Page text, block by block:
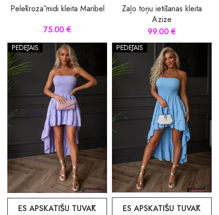
Pelēkrozā midi kleita Maribel
75.00 €
Zaļo toņu ietīšanas kleita
Azize
99.00 €
PĒDĒJAIS
ES APSKATĪŠU TUVĀK
PĒDĒJAIS
ES APSKATĪŠU TUVĀK